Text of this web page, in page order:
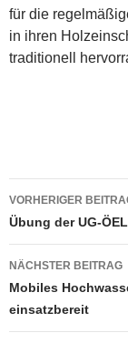
für die
in ihren
traditionell
VORHERIGER
Übung der UG-
NÄCHSTER BEITRAG
Mobiles
einsatzbereit